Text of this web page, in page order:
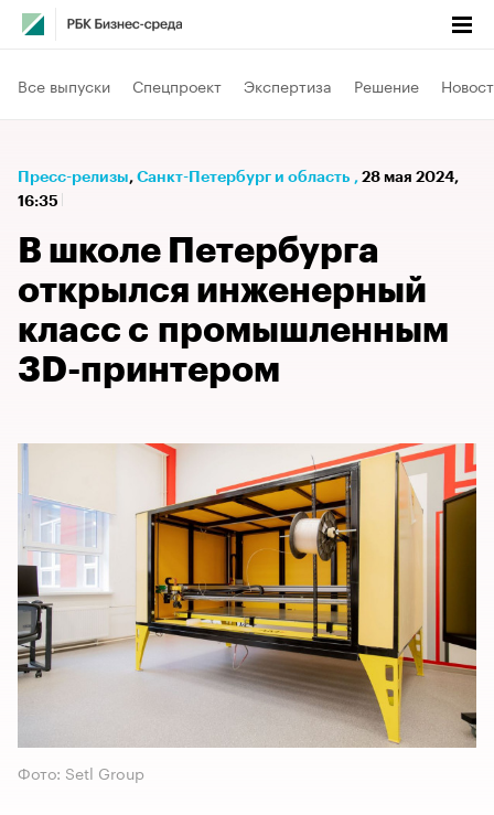
Все выпуски Спецпроект Экспертиза Решение
Пресс-релизы⁠, Санкт-Петербург и область , 28 мая 2024,
16:35
В школе Петербурга
открылся инженерный
класс с промышленным
3D-принтером
Фото: Setl Group